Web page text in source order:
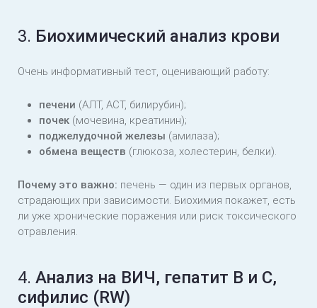
3. Биохимический анализ крови
Очень информативный тест, оценивающий работу:
печени (АЛТ, АСТ, билирубин);
почек (мочевина, креатинин);
поджелудочной железы (амилаза);
обмена веществ (глюкоза, холестерин, белки).
Почему это важно: печень — один из первых органов,
страдающих при зависимости. Биохимия покажет, есть
ли уже хронические поражения или риск токсического
отравления.
4. Анализ на ВИЧ, гепатит B и C,
сифилис (RW)